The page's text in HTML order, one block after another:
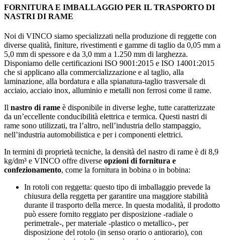
FORNITURA E IMBALLAGGIO PER IL TRASPORTO DI
NASTRI DI RAME
Noi di VINCO siamo specializzati nella produzione di reggette con
diverse qualità, finiture, rivestimenti e gamme di taglio da 0,05 mm a
5,0 mm di spessore e da 3,0 mm a 1.250 mm di larghezza.
Disponiamo delle certificazioni ISO 9001:2015 e ISO 14001:2015
che si applicano alla commercializzazione e al taglio, alla
laminazione, alla bordatura e alla spianatura-taglio trasversale di
acciaio, acciaio inox, alluminio e metalli non ferrosi come il rame.
Il nastro di rame è disponibile in diverse leghe, tutte caratterizzate
da un’eccellente conducibilità elettrica e termica. Questi nastri di
rame sono utilizzati, tra l’altro, nell’industria dello stampaggio,
nell’industria automobilistica e per i componenti elettrici.
In termini di proprietà tecniche, la densità del nastro di rame è di 8,9
kg/dm³ e VINCO offre diverse opzioni di fornitura e
confezionamento, come la fornitura in bobina o in bobina:
In rotoli con reggetta: questo tipo di imballaggio prevede la
chiusura della reggetta per garantire una maggiore stabilità
durante il trasporto della merce. In questa modalità, il prodotto
può essere fornito reggiato per disposizione -radiale o
perimetrale-, per materiale -plastico o metallico-, per
disposizione del rotolo (in senso orario o antiorario), con